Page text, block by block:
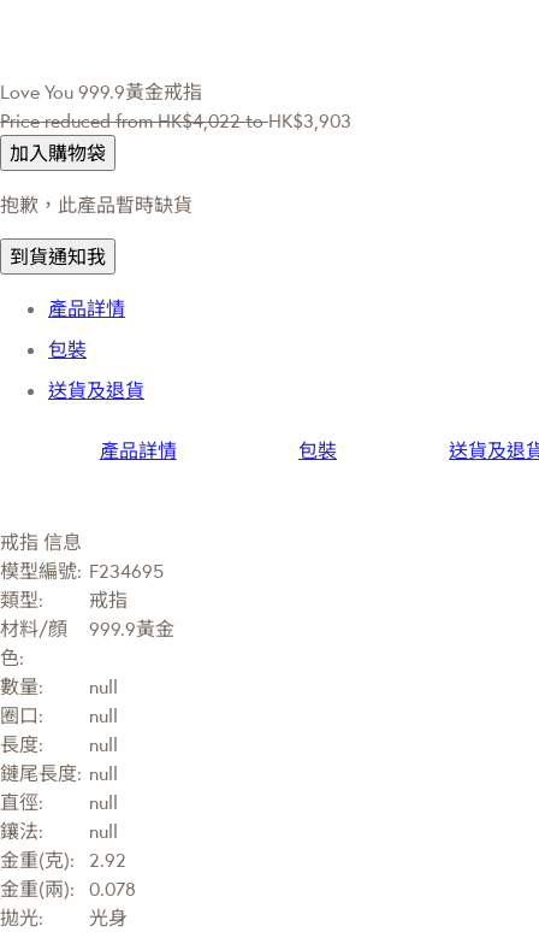
Love You 999.9黃金戒指
Price reduced fromHK$4,022 toHK$3,903
加入購物袋
抱歉，此產品暫時缺貨
到貨通知我
產品詳情
包裝
送貨及退貨
產品詳情 包裝 送貨及退
戒指 信息
模型編號: F234695
類型:
戒指
材料/顔
色:
999.9黃金
數量:
null
圈口:
null
長度:
null
鏈尾長度: null
直徑:
null
鑲法:
null
金重(克):
2.92
金重(兩):
0.078
拋光:
光身